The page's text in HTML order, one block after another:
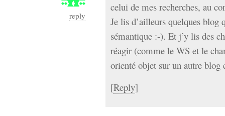
reply
celui de mes recherches, au
Je lis d’ailleurs quelques blog
sémantique :-). Et j’y lis des
réagir (comme le WS et le
orienté objet sur un autre blog
[Reply]